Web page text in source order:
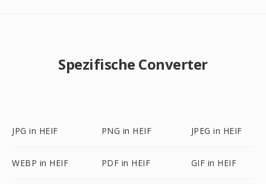
Spezifische Converter
JPG in HEIF PNG in HEIF JPEG in HEIF
WEBP in HEIF PDF in HEIF GIF in HEIF